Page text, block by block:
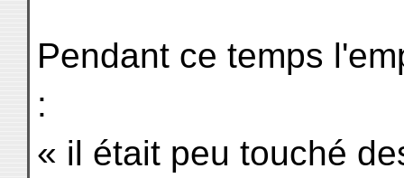
Pendant ce temps
:
« il était peu touché